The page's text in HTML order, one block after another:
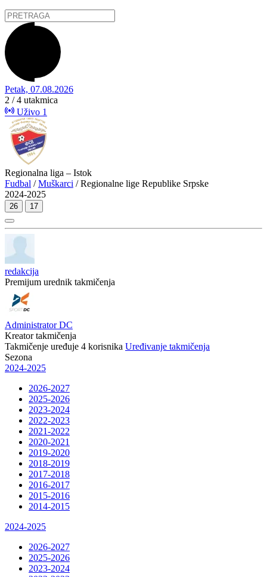
Petak, 07.08.2026
2 / 4 utakmica
Uživo 1
Regionalna liga – Istok
Fudbal /Muškarci / Regionalne lige Republike Srpske
2024-2025
26 17
redakcija
Premijum urednik takmičenja
Administrator DC
Kreator takmičenja
Takmičenje uređuje 4 korisnika Uređivanje takmičenja
Sezona
2024-2025
2026-2027
2025-2026
2023-2024
2022-2023
2021-2022
2020-2021
2019-2020
2018-2019
2017-2018
2016-2017
2015-2016
2014-2015
2024-2025
2026-2027
2025-2026
2023-2024